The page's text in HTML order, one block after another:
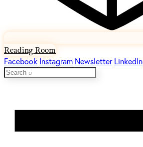
Reading Room
Facebook Instagram Newsletter LinkedIn